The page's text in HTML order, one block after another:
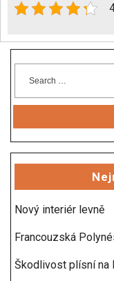
Nový interiér levně
Francouzská
Škodlivost plísní na